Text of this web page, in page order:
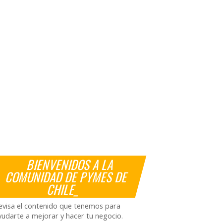
BIENVENIDOS A LA
COMUNIDAD DE PYMES DE
CHILE_
el contenido que tenemos para
a mejorar y hacer tu negocio.